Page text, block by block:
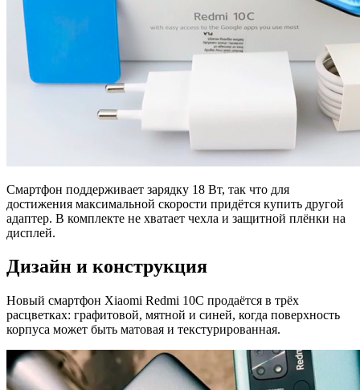
Смартфон поддерживает зарядку 18 Вт, так что для
достижения максимальной скорости придётся купить другой
адаптер. В комплекте не хватает чехла и защитной плёнки на
дисплей.
Дизайн и конструкция
Новый смартфон Xiaomi Redmi 10C продаётся в трёх
расцветках: графитовой, мятной и синей, когда поверхность
корпуса может быть матовая и текстурированная.